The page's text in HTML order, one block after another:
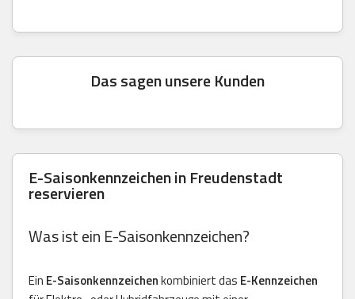
Das sagen unsere Kunden
E-Saisonkennzeichen in Freudenstadt
reservieren
Was ist ein E-Saisonkennzeichen?
Ein E-Saisonkennzeichenkombiniert das E-Kennzeichen